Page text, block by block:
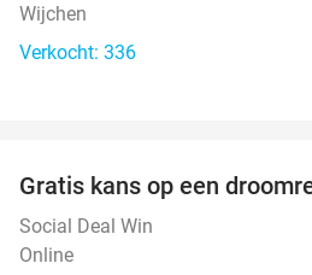
Wijchen
Verkocht: 336
Gratis kans op een
Social Deal Win
Online